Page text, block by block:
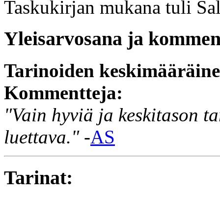
Taskukirjan mukana tuli
Yleisarvosana ja
Tarinoiden
Kommentteja:
"Vain hyviä ja keskitason
luettava."-AS
Tarinat: